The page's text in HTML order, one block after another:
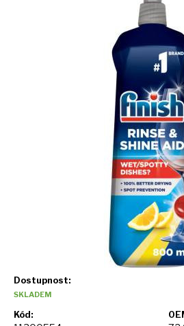
Dostupnost:
SKLADEM
Kód: